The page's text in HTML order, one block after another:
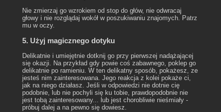
Nie zmierzaj go wzrokiem od stop do głów, nie odwracaj
głowy i nie rozglądaj wokół w poszukiwaniu znajomych. Patrz
mu w oczy.
5. Użyj magicznego dotyku
Delikatnie i umiejętnie dotknij go przy pierwszej nadążającej
się okazji. Na przykład gdy powie coś zabawnego, poklep go
delikatnie po ramieniu. W ten delikatny sposób, pokażesz, ze
jesteś nim zainteresowana. Jego reakcja z kolei pokaże ci,
jak na niego działasz. Jeśli w odpowiedzi nie dotnie cię
podobnie, lub nie pochyli się ku tobie, prawdopodobnie nie
jest tobą zainteresowany... lub jest chorobliwie nieśmiały -
próbuj dalej a na pewno się dowiesz.